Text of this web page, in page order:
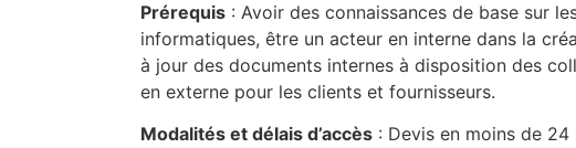
Prérequis : Avoir des connaissances de base sur
informatiques, être un acteur en interne dans la
à jour des documents internes à disposition des
en externe pour les clients et fournisseurs.
Modalités et délais d’accès : Devis en moins de 24